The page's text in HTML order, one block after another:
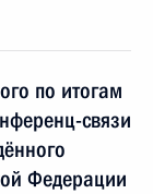
по итогам
связи
Федерации